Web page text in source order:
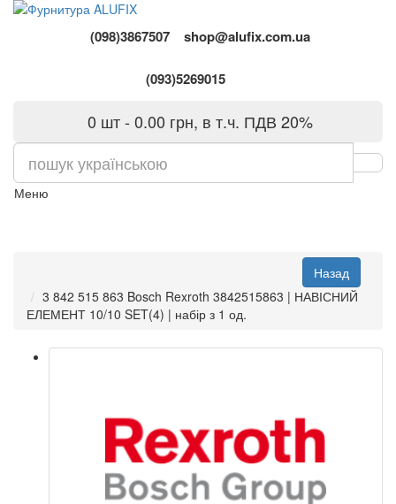
(098)3867507 shop@alufix.com.ua
(093)5269015
0 шт - 0.00 грн, в т.ч. ПДВ 20%
Меню
3 842 515 863 Bosch Rexroth 3842515863 | НАВІСНИЙ
ЕЛЕМЕНТ 10/10 SET(4) | набір з 1 од.